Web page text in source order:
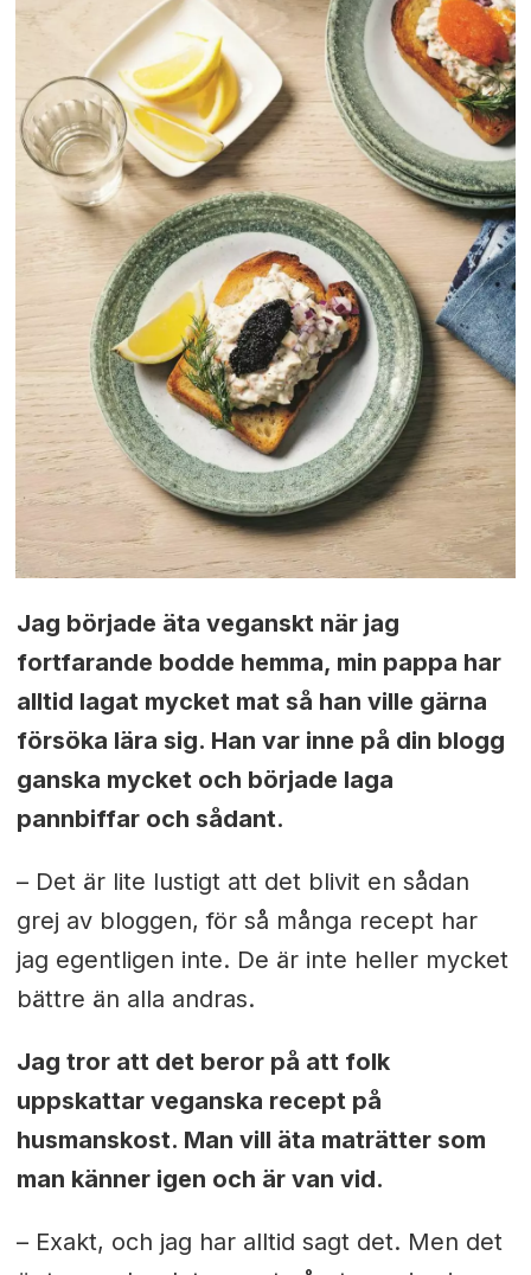
Jag började äta veganskt när jag
fortfarande bodde hemma, min pappa har
alltid lagat mycket mat så han ville gärna
försöka lära sig. Han var inne på din blogg
ganska mycket och började laga
pannbiffar och sådant.
– Det är lite lustigt att det blivit en sådan
grej av bloggen, för så många recept har
jag egentligen inte. De är inte heller mycket
bättre än alla andras.
Jag tror att det beror på att folk
uppskattar veganska recept på
husmanskost. Man vill äta maträtter som
man känner igen och är van vid.
– Exakt, och jag har alltid sagt det. Men det